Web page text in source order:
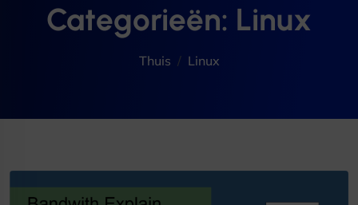
Categorieën: Linux
Thuis Linux